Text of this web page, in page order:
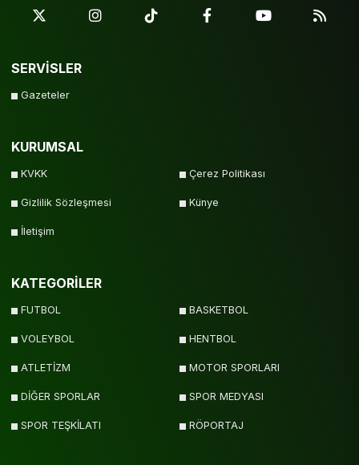
SERVİSLER
Gazeteler
KURUMSAL
KVKK Çerez Politikası
Gizlilik Sözleşmesi Künye
İletişim
KATEGORİLER
FUTBOL BASKETBOL
VOLEYBOL HENTBOL
ATLETİZM MOTOR SPORLARI
DİĞER SPORLAR SPOR MEDYASI
SPOR TEŞKİLATI RÖPORTAJ